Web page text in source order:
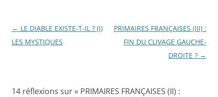
Navigation
des
← LE DIABLE EXISTE-T-IL ? (I)
LES MYSTIQUES
PRIMAIRES FRANÇAISES (III) :
FIN DU CLIVAGE GAUCHE-
DROITE ? →
14 réflexions sur « PRIMAIRES FRANÇAISES (II) :